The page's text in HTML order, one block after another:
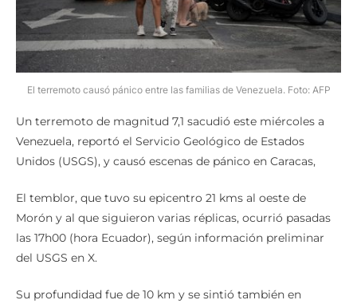
El terremoto causó pánico entre las familias de Venezuela. Foto: AFP
Un terremoto de magnitud 7,1 sacudió este miércoles a
Venezuela, reportó el Servicio Geológico de Estados
Unidos (USGS), y causó escenas de pánico en Caracas,
El temblor, que tuvo su epicentro 21 kms al oeste de
Morón y al que siguieron varias réplicas, ocurrió pasadas
las 17h00 (hora Ecuador), según información preliminar
del USGS en X.
Su profundidad fue de 10 km y se sintió también en